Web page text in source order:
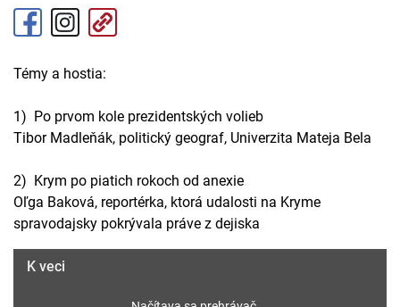
Témy a hostia:
1) Po prvom kole prezidentských volieb
Tibor Madleňák, politický geograf, Univerzita Mateja Bela
2) Krym po piatich rokoch od anexie
Oľga Baková, reportérka, ktorá udalosti na Kryme
spravodajsky pokrývala práve z dejiska
K veci